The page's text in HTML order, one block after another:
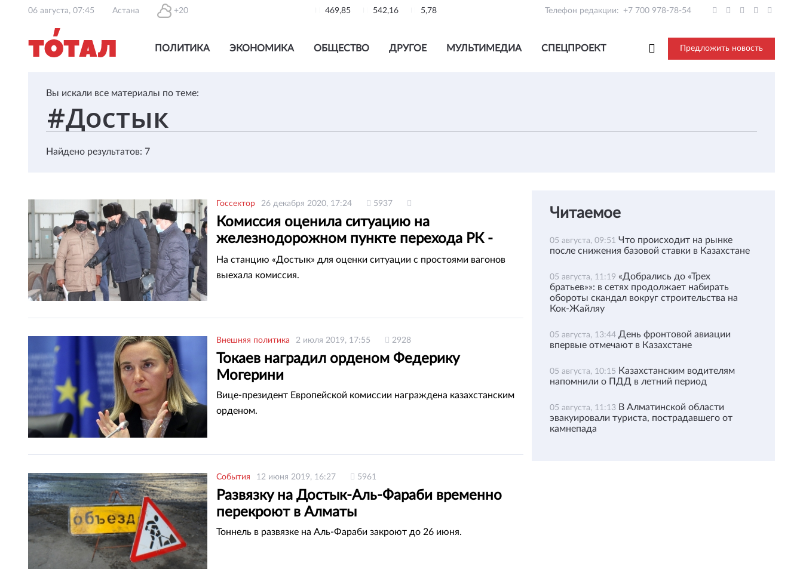
06 августа, 07:45 Астана +20 469,85 542,16 5,78 Телефон редакции: +7 700 978-78-54
ПОЛИТИКА ЭКОНОМИКА ОБЩЕСТВО ДРУГОЕ МУЛЬТИМЕДИА СПЕЦПРОЕКТ Предложить новость
Вы искали все материалы по теме:
Найдено результатов: 7
Госсектор 26 декабря 2020, 17:24 5937
Комиссия оценила ситуацию на
железнодорожном пункте перехода РК -
КНР
На станцию «Достык» для оценки ситуации с простоями вагонов
выехала комиссия.
Внешняя политика 2 июля 2019, 17:55 2928
Токаев наградил орденом Федерику
Могерини
Вице-президент Европейской комиссии награждена казахстанским
орденом.
События 12 июня 2019, 16:27 5961
Развязку на Достык-Аль-Фараби временно
перекроют в Алматы
Тоннель в развязке на Аль-Фараби закроют до 26 июня.
Читаемое
05 августа, 09:51 Что происходит на рынке
после снижения базовой ставки в Казахстане
05 августа, 11:19 «Добрались до «Трех
братьев»»: в сетях продолжает набирать
обороты скандал вокруг строительства на
Кок-Жайляу
05 августа, 13:44 День фронтовой авиации
впервые отмечают в Казахстане
05 августа, 10:15 Казахстанским водителям
напомнили о ПДД в летний период
05 августа, 11:13 В Алматинской области
эвакуировали туриста, пострадавшего от
камнепада